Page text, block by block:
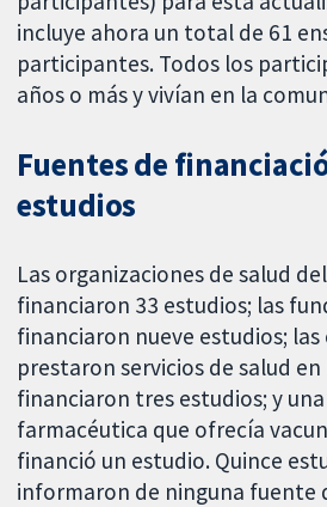
incluye ahora un total de 61
participantes. Todos los
años o más y vivían en la
Fuentes de
estudios
Las organizaciones de salud
financiaron 33 estudios; las
financiaron nueve estudios;
prestaron servicios de salud
financiaron tres estudios; y
farmacéutica que ofrecía
financió un estudio. Quince
informaron de ninguna fuente